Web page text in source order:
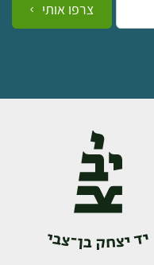
צרפו אותי